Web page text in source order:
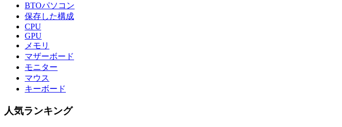
BTOパソコン
保存した構成
CPU
GPU
メモリ
マザーボード
モニター
マウス
キーボード
人気ランキング